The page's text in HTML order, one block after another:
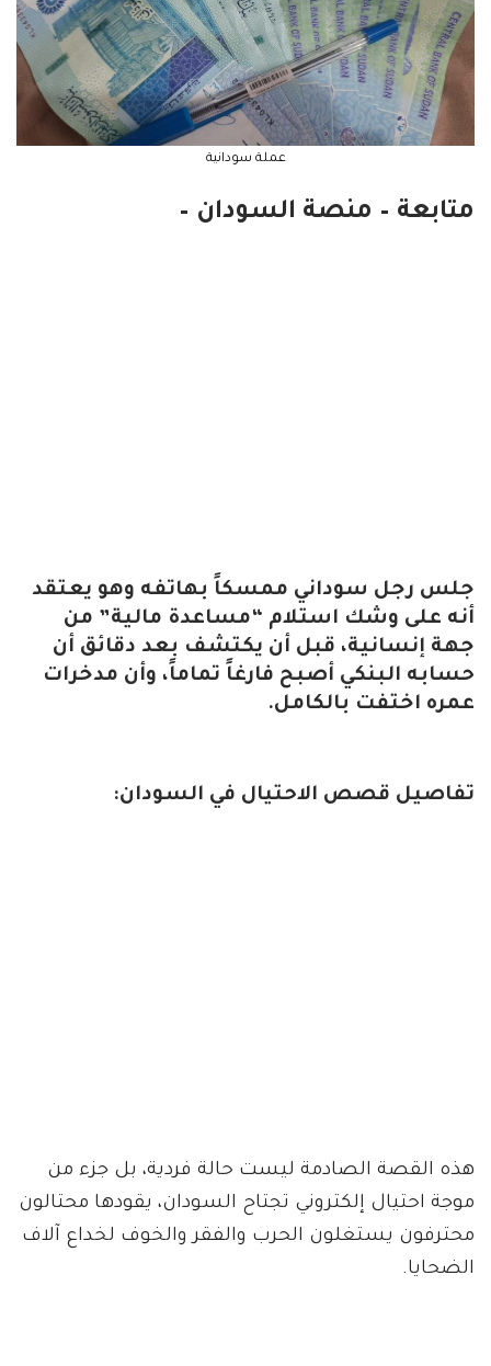
عملة سودانية
متابعة – منصة السودان –
جلس رجل سوداني ممسكاً بهاتفه وهو يعتقد
أنه على وشك استلام “مساعدة مالية” من
جهة إنسانية، قبل أن يكتشف بعد دقائق أن
حسابه البنكي أصبح فارغاً تماماً، وأن مدخرات
عمره اختفت بالكامل.
تفاصيل قصص الاحتيال في السودان:
هذه القصة الصادمة ليست حالة فردية، بل جزء من
موجة احتيال إلكتروني تجتاح السودان، يقودها محتالون
محترفون يستغلون الحرب والفقر والخوف لخداع آلاف
الضحايا.